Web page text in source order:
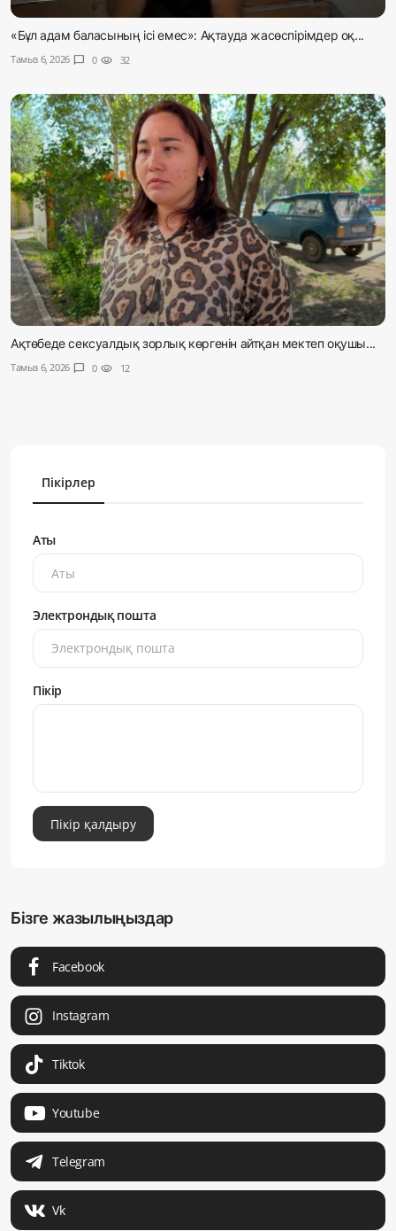
«Бұл адам баласының ісі емес»: Ақтауда жасөспірімдер оқ...
Тамыз 6, 2026 chat_bubble 0 visibility 32
Ақтөбеде сексуалдық зорлық көргенін айтқан мектеп оқушы...
Тамыз 6, 2026 chat_bubble 0 visibility 12
Пікірлер
Аты
Электрондық пошта
Пікір
Пікір қалдыру
Бізге жазылыңыздар
Facebook
Instagram
Tiktok
Youtube
Telegram
Vk